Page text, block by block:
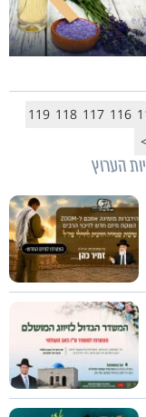
116
117
118
119
הערוץ